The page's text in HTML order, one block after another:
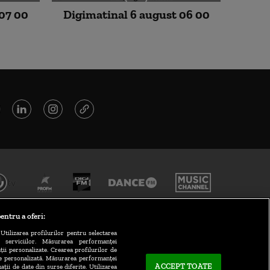
00 Digimatinal 6 august 06 00
a oferi:
profilurilor pentru selectarea
Măsurarea performanței
personalizate. Crearea profilurilor de
Măsurarea performanței
de date din surse diferite. Utilizarea
ACCEPT TOATE